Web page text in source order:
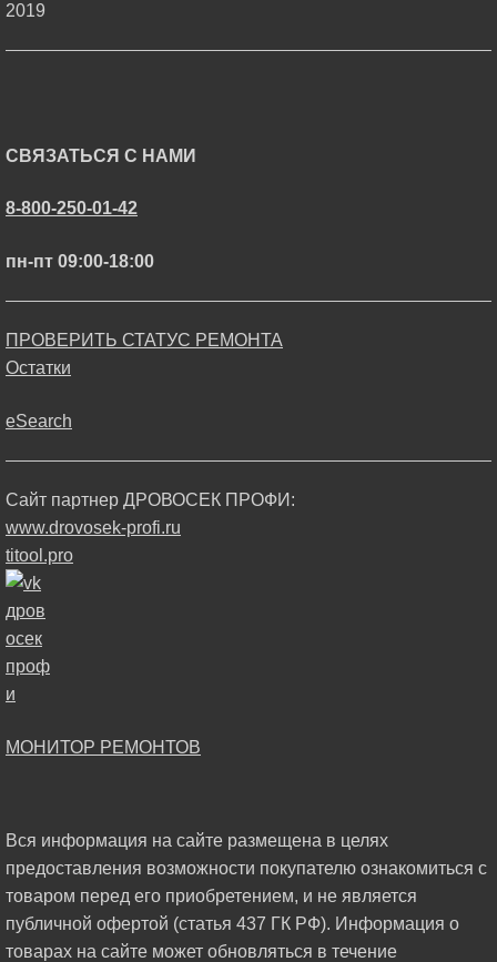
2019
СВЯЗАТЬСЯ С НАМИ
8-800-250-01-42
пн-пт 09:00-18:00
ПРОВЕРИТЬ СТАТУС РЕМОНТА
Остатки
eSearch
Сайт партнер ДРОВОСЕК ПРОФИ:
www.drovosek-profi.ru
titool.pro
МОНИТОР РЕМОНТОВ
Вся информация на сайте размещена в целях
предоставления возможности покупателю ознакомиться с
товаром перед его приобретением, и не является
публичной офертой (статья 437 ГК РФ). Информация о
товарах на сайте может обновляться в течение